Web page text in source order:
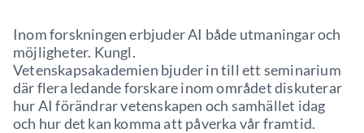
Inom forskningen erbjuder AI både utmaningar och
möjligheter. Kungl.
Vetenskapsakademien bjuder in till ett seminarium
där flera ledande forskare inom området diskuterar
hur AI förändrar vetenskapen och samhället idag
och hur det kan komma att påverka vår framtid.